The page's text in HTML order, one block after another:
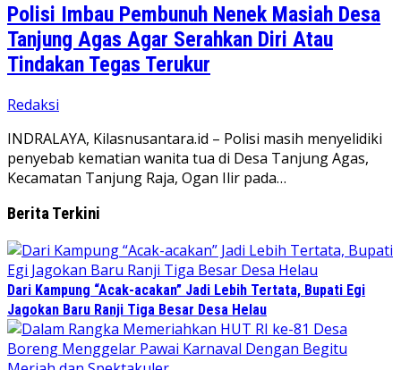
Polisi Imbau Pembunuh Nenek Masiah Desa
Tanjung Agas Agar Serahkan Diri Atau
Tindakan Tegas Terukur
Redaksi
INDRALAYA, Kilasnusantara.id – Polisi masih menyelidiki
penyebab kematian wanita tua di Desa Tanjung Agas,
Kecamatan Tanjung Raja, Ogan Ilir pada…
Berita Terkini
Dari Kampung “Acak-acakan” Jadi Lebih Tertata, Bupati Egi
Jagokan Baru Ranji Tiga Besar Desa Helau